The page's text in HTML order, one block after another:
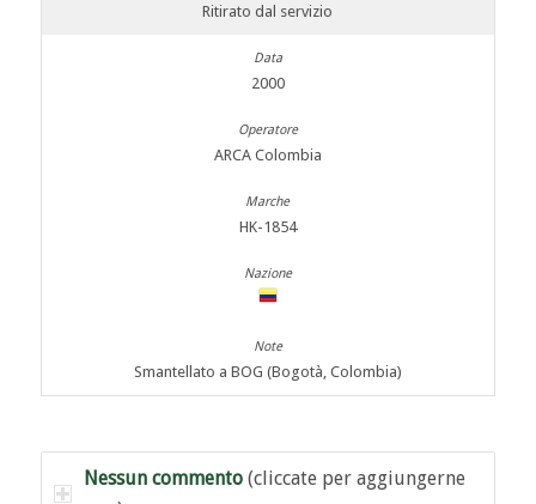
Ritirato dal servizio
2000
ARCA Colombia
HK-1854
Smantellato a BOG (Bogotà, Colombia)
Nessun commento(cliccate per aggiungerne